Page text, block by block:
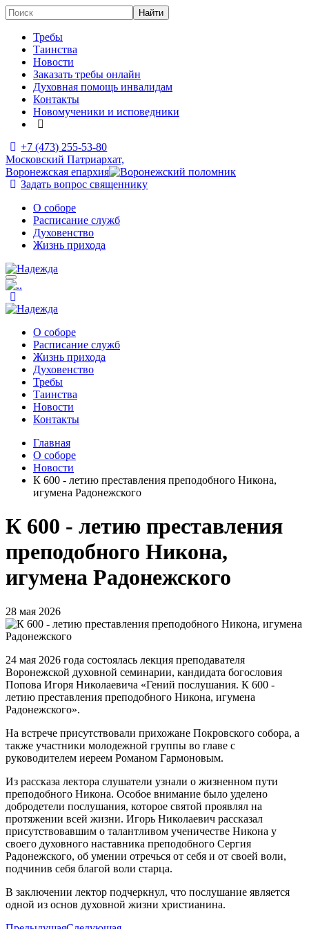
Требы
Таинства
Новости
Заказать требы онлайн
Духовная помощь инвалидам
Контакты
Новомученики и исповедники
+7 (473) 255-53-80
Московский Патриархат,
Воронежская епархия
Задать вопрос священнику
О соборе
Расписание служб
Духовенство
Жизнь прихода
О соборе
Расписание служб
Жизнь прихода
Духовенство
Требы
Таинства
Новости
Контакты
Главная
О соборе
Новости
К 600 - летию преставления преподобного Никона,
игумена Радонежского
К 600 - летию преставления
преподобного Никона,
игумена Радонежского
28 мая 2026
24 мая 2026 года состоялась лекция преподавателя
Воронежской духовной семинарии, кандидата богословия
Попова Игоря Николаевича «Гений послушания. К 600 -
летию преставления преподобного Никона, игумена
Радонежского».
На встрече присутствовали прихожане Покровского собора, а
также участники молодежной группы во главе с
руководителем иереем Романом Гармоновым.
Из рассказа лектора слушатели узнали о жизненном пути
преподобного Никона. Особое внимание было уделено
добродетели послушания, которое святой проявлял на
протяжении всей жизни. Игорь Николаевич рассказал
присутствовавшим о талантливом ученичестве Никона у
своего духовного наставника преподобного Сергия
Радонежского, об умении отречься от себя и от своей воли,
подчинив себя благой воли старца.
В заключении лектор подчеркнул, что послушание является
одной из основ духовной жизни христианина.